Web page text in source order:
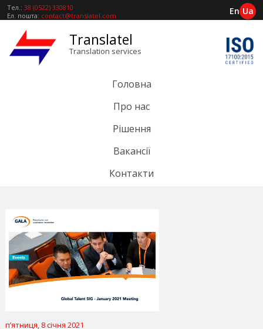
Тел.: 38 (0522) 330810
Ел. пошта: contact@translatel.com En Ua
Translatel
Translation services
Головна
Про нас
Рішення
Вакансії
Контакти
пʼятниця, 8 січня 2021